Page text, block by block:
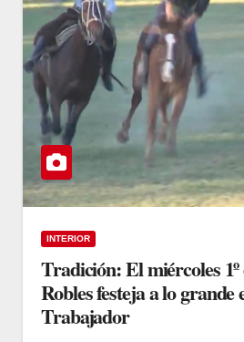
INTERIOR
Tradición: El miércoles
Robles festeja a lo grande
Trabajador